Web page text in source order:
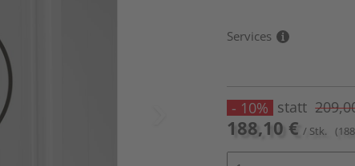
Services
- 10% statt
188,10 € / Stk.